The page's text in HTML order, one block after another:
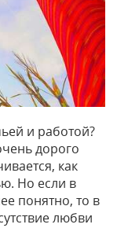
и работой?
дорого
как
Но если в
понятно, то в
любви